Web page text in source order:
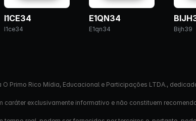
I1CE34
I1ce34
E1QN34
E1qn34 Bijh39
Primo Rico Mídia, Educacional e Participações LTDA.,
exclusivamente informativo e não constituem